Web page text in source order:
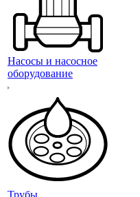
Насосы и насосное
оборудование
Трубы